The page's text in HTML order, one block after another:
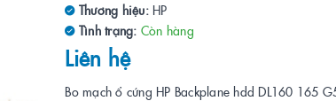
Thương hiệu: HP
Tình trạng: Còn hàng
Liên hệ
Bo mạch ổ cứng HP Backplane hdd DL160 165